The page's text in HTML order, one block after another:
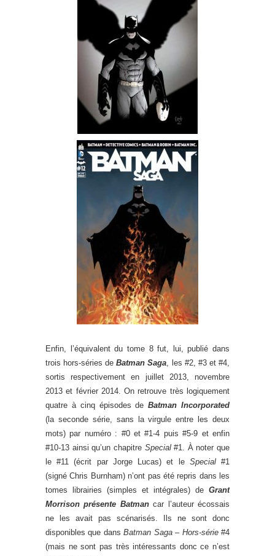
Enfin, l’équivalent du tome 8 fut, lui, publié dans
trois hors-séries deBatman Saga, les #2, #3 et #4,
sortis respectivement en juillet 2013, novembre
2013 et février 2014. On retrouve très logiquement
quatre à cinq épisodes deBatman Incorporated
(la seconde série, sans la virgule entre les deux
mots) par numéro : #0 et #1-4 puis #5-9 et enfin
#10-13 ainsi qu’un chapitre Special#1. À noter que
le #11 (écrit par Jorge Lucas) et le Special#1
(signé Chris Burnham) n’ont pas été repris dans les
tomes librairies (simples et intégrales) de Grant
Morrison présente Batmancar l’auteur écossais
ne les avait pas scénarisés. Ils ne sont donc
disponibles que dans Batman Saga – Hors-série#4
(mais ne sont pas très intéressants donc ce n’est